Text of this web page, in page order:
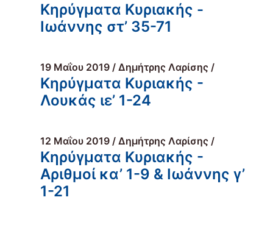
Κηρύγματα Κυριακής -
Ιωάννης στ’ 35-71
19 Μαΐου 2019 / Δημήτρης Λαρίσης /
Κηρύγματα Κυριακής -
Λουκάς ιε’ 1-24
12 Μαΐου 2019 / Δημήτρης Λαρίσης /
Κηρύγματα Κυριακής -
Αριθμοί κα’ 1-9 & Ιωάννης γ’
1-21